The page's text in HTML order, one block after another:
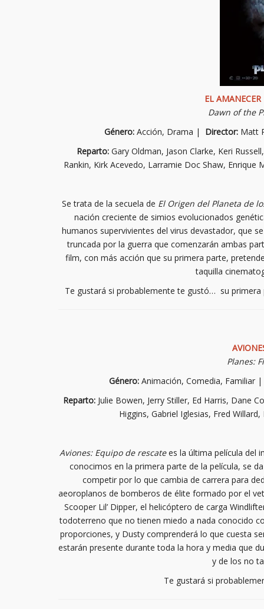
EL
Dawn of the
Género:Acción, Drama | Director:Matt
Reparto:Gary Oldman, Jason Clarke, Keri
Rankin, Kirk Acevedo, Larramie Doc Shaw,
Se trata de la secuela de El Origen del Planeta de
nación creciente de simios evolucionados
humanos supervivientes del virus devastador, que
truncada por la guerra que comenzarán ambas
film, con más acción que su primera parte,
taquilla
Te gustará si probablemente te gustó… su
Planes:
Género:Animación, Comedia, Familiar |
Reparto: Julie Bowen, Jerry Stiller, Ed Harris, Dane
Higgins, Gabriel Iglesias, Fred
Aviones: Equipo de rescatees la última película del
conocimos en la primera parte de la película, se
competir por lo que cambia de carrera para
aeoroplanos de bomberos de élite formado por el
Scooper Lil’ Dipper, el helicóptero de carga
todoterreno que no tienen miedo a nada conocido
proporciones, y Dusty comprenderá lo que cuesta
estarán presente durante toda la hora y media que
y de los no
Te gustará si